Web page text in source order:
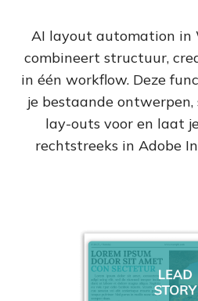
AI layout automation in
combineert structuur,
in één workflow. Deze
je bestaande
lay-outs voor en laat
rechtstreeks in Adobe